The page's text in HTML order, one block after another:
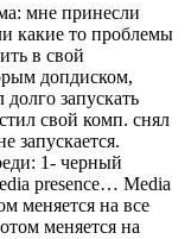
мне принесли
какие то проблемы
в свой
допдиском,
запускать
свой комп. снял
запускается.
1- черный
presence… Media
меняется на все
меняется на